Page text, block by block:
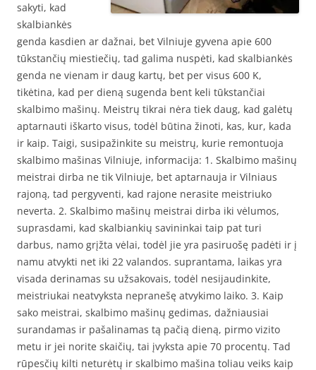
sakyti, kad
skalbiankės
genda kasdien ar dažnai, bet Vilniuje gyvena apie 600
tūkstančių miestiečių, tad galima nuspėti, kad skalbiankės
genda ne vienam ir daug kartų, bet per visus 600 K,
tikėtina, kad per dieną sugenda bent keli tūkstančiai
skalbimo mašinų. Meistrų tikrai nėra tiek daug, kad galėtų
aptarnauti iškarto visus, todėl būtina žinoti, kas, kur, kada
ir kaip. Taigi, susipažinkite su meistrų, kurie remontuoja
skalbimo mašinas Vilniuje, informacija: 1. Skalbimo mašinų
meistrai dirba ne tik Vilniuje, bet aptarnauja ir Vilniaus
rajoną, tad pergyventi, kad rajone nerasite meistriuko
neverta. 2. Skalbimo mašinų meistrai dirba iki vėlumos,
suprasdami, kad skalbiankių savininkai taip pat turi
darbus, namo grįžta vėlai, todėl jie yra pasiruošę padėti ir į
namu atvykti net iki 22 valandos. suprantama, laikas yra
visada derinamas su užsakovais, todėl nesijaudinkite,
meistriukai neatvyksta nepranešę atvykimo laiko. 3. Kaip
sako meistrai, skalbimo mašinų gedimas, dažniausiai
surandamas ir pašalinamas tą pačią dieną, pirmo vizito
metu ir jei norite skaičių, tai įvyksta apie 70 procentų. Tad
rūpesčių kilti neturėtų ir skalbimo mašina toliau veiks kaip